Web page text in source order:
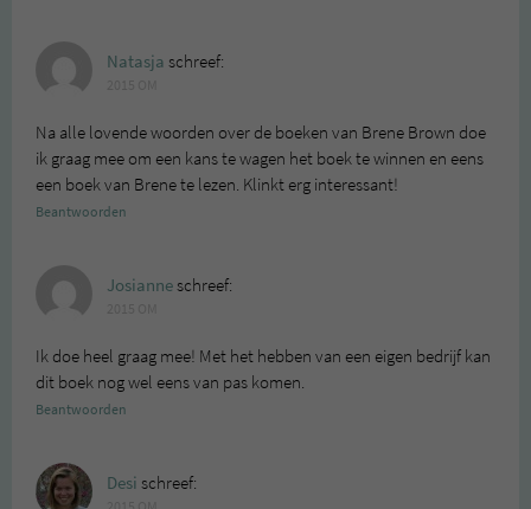
Natasja schreef:
Na alle lovende woorden over de boeken van Brene Brown doe
ik graag mee om een kans te wagen het boek te winnen en eens
een boek van Brene te lezen. Klinkt erg interessant!
Beantwoorden
Josianneschreef:
Ik doe heel graag mee! Met het hebben van een eigen bedrijf kan
dit boek nog wel eens van pas komen.
Beantwoorden
Desi schreef: